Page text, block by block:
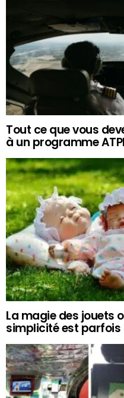
Tout ce que vous
à un programme
La magie des jouets
simplicité est